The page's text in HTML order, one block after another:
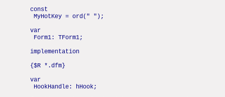
const
MyHotKey = ord(" ");
var
Form1: TForm1;
implementation
{$R *.dfm}
var
HookHandle: hHook;